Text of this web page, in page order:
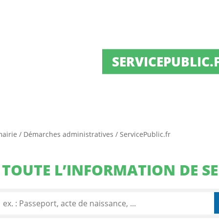
/ Démarches administratives / ServicePublic.fr
TOUTE L’INFORMATION DE